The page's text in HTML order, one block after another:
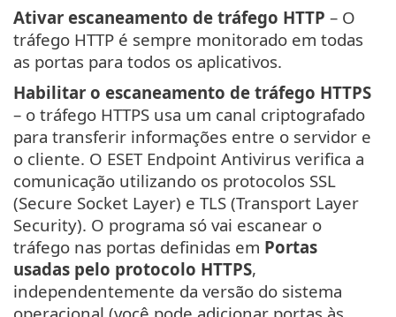
Ativar escaneamento de tráfego HTTP – O
tráfego HTTP é sempre monitorado em todas
as portas para todos os aplicativos.
Habilitar o escaneamento de tráfego HTTPS
– o tráfego HTTPS usa um canal criptografado
para transferir informações entre o servidor e
o cliente. O ESET Endpoint Antivirus verifica a
comunicação utilizando os protocolos SSL
(Secure Socket Layer) e TLS (Transport Layer
Security). O programa só vai escanear o
tráfego nas portas definidas em Portas
usadas pelo protocolo HTTPS,
independentemente da versão do sistema